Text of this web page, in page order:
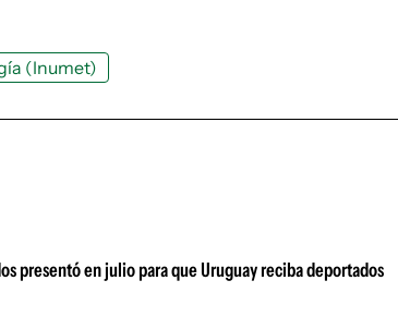
(Inumet)
presentó en julio para que Uruguay reciba deportados